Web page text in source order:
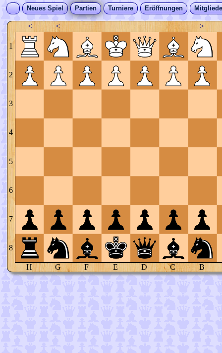
Neues Spiel Partien Turniere Eröffnungen
|< < >
1
2
3
4
5
6
7
8
H G F E D C B